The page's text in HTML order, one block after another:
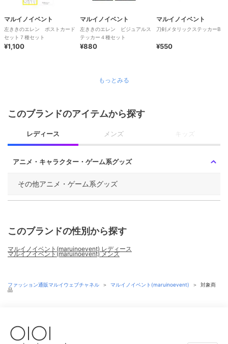
マルイノイベント
左ききのエレン ポストカード
セット７種セット
¥1,100
マルイノイベント
左ききのエレン ビジュアルス
テッカー４種セット
¥880
マルイノイベント
刀剣メタリックステッカーB
¥550
もっとみる
このブランドのアイテムから探す
レディース メンズ キッズ
アニメ・キャラクター・ゲーム系グッズ
その他アニメ・ゲーム系グッズ
このブランドの性別から探す
マルイノイベント(maruinoevent) レディース
マルイノイベント(maruinoevent) メンズ
ファッション通販マルイウェブチャネル ＞ マルイノイベント(maruinoevent) ＞
対象商
品